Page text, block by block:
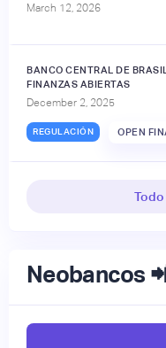
March 12, 2026
BANCO CENTRAL DE
FINANZAS ABIERTAS
December 2, 2025
REGULACIÓN OPEN
Todo
Neobancos